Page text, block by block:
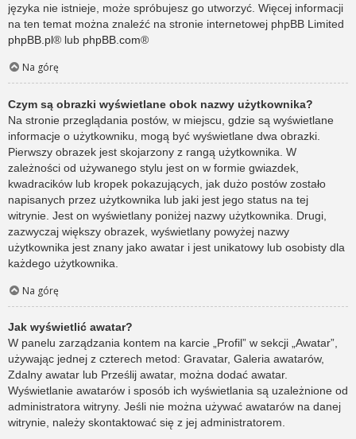
języka nie istnieje, może spróbujesz go utworzyć. Więcej informacji
na ten temat można znaleźć na stronie internetowej phpBB Limited
phpBB.pl® lub phpBB.com®
Na górę
Czym są obrazki wyświetlane obok nazwy użytkownika?
Na stronie przeglądania postów, w miejscu, gdzie są wyświetlane
informacje o użytkowniku, mogą być wyświetlane dwa obrazki.
Pierwszy obrazek jest skojarzony z rangą użytkownika. W
zależności od używanego stylu jest on w formie gwiazdek,
kwadracików lub kropek pokazujących, jak dużo postów zostało
napisanych przez użytkownika lub jaki jest jego status na tej
witrynie. Jest on wyświetlany poniżej nazwy użytkownika. Drugi,
zazwyczaj większy obrazek, wyświetlany powyżej nazwy
użytkownika jest znany jako awatar i jest unikatowy lub osobisty dla
każdego użytkownika.
Na górę
Jak wyświetlić awatar?
W panelu zarządzania kontem na karcie „Profil” w sekcji „Awatar”,
używając jednej z czterech metod: Gravatar, Galeria awatarów,
Zdalny awatar lub Prześlij awatar, można dodać awatar.
Wyświetlanie awatarów i sposób ich wyświetlania są uzależnione od
administratora witryny. Jeśli nie można używać awatarów na danej
witrynie, należy skontaktować się z jej administratorem.